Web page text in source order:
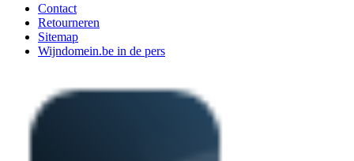
Contact
Retourneren
Sitemap
Wijndomein.be in de pers